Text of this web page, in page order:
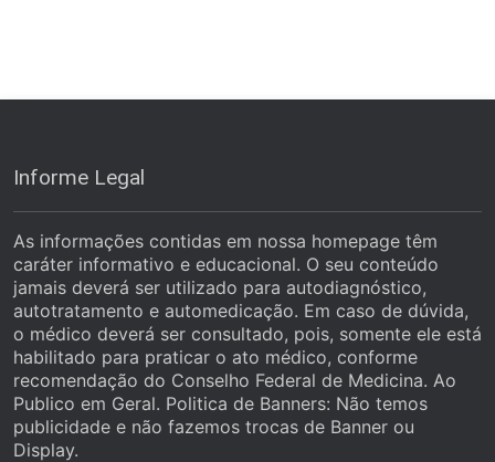
Informe Legal
As informações contidas em nossa homepage têm
caráter informativo e educacional. O seu conteúdo
jamais deverá ser utilizado para autodiagnóstico,
autotratamento e automedicação. Em caso de dúvida,
o médico deverá ser consultado, pois, somente ele está
habilitado para praticar o ato médico, conforme
recomendação do Conselho Federal de Medicina. Ao
Publico em Geral. Politica de Banners: Não temos
publicidade e não fazemos trocas de Banner ou
Display.